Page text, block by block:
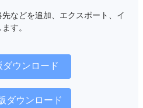
などを追加、エクスポート、イ
す。
ダウンロード
ダウンロード